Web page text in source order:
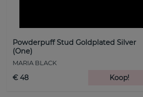
Powderpuff Stud Goldplated Silver
(One)
MARIA BLACK
€ 48 Koop!